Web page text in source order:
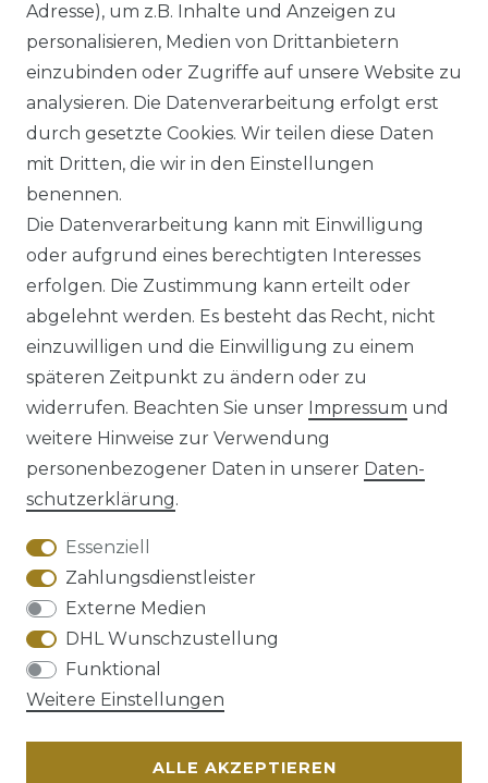
Casa Moda - Herren
Strickjacke in verschiedenen
Farben, S-6XL (004450)
UVP 69,99 €
ab 64,00 € *
Impressum Daten­schutz­erklärung
AGB Barrierefreiheitserklärung
Widerrufs­recht
Adresse), um z.B. Inhalte und Anzeigen zu
personalisieren, Medien von Drittanbietern
einzubinden oder Zugriffe auf unsere Website zu
analysieren. Die Datenverarbeitung erfolgt erst
durch gesetzte Cookies. Wir teilen diese Daten
mit Dritten, die wir in den Einstellungen
benennen.
Die Datenverarbeitung kann mit Einwilligung
oder aufgrund eines berechtigten Interesses
erfolgen. Die Zustimmung kann erteilt oder
abgelehnt werden. Es besteht das Recht, nicht
einzuwilligen und die Einwilligung zu einem
späteren Zeitpunkt zu ändern oder zu
widerrufen. Beachten Sie unser Impressum und
weitere Hinweise zur Verwendung
personenbezogener Daten in unserer Daten­
schutz­erklärung.
Essenziell
Zahlungsdienstleister
Externe Medien
DHL Wunschzustellung
Funktional
Weitere Einstellungen
ALLE AKZEPTIEREN